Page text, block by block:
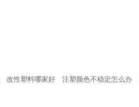
改性塑料哪家好 注塑颜色不稳定怎么办